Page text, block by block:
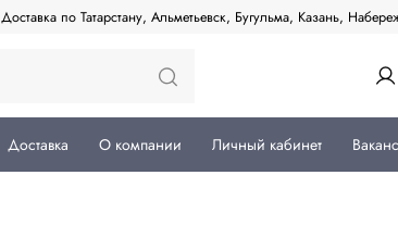
Доставка по Татарстану, Альметьевск, Бугульма, Казань,
Доставка О компании Личный кабинет